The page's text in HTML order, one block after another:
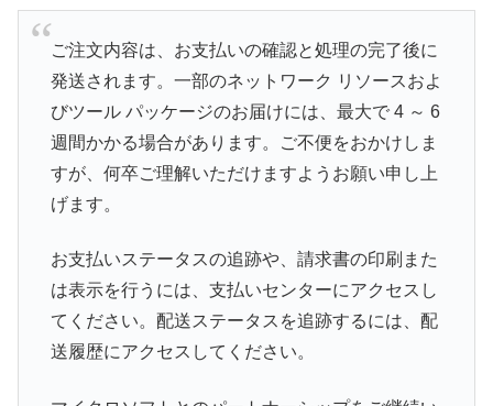
ご注文内容は、お支払いの確認と処理の完了後に
発送されます。一部のネットワーク リソースおよ
びツール パッケージのお届けには、最大で 4 ～ 6
週間かかる場合があります。ご不便をおかけしま
すが、何卒ご理解いただけますようお願い申し上
げます。
お支払いステータスの追跡や、請求書の印刷また
は表示を行うには、支払いセンターにアクセスし
てください。配送ステータスを追跡するには、配
送履歴にアクセスしてください。